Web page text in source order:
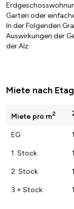
Garten oder
In der Folgenden
Auswirkungen der
der Alz:
Miete nach
Miete pro m2
EG
1. Stock
2. Stock
3.+ Stock